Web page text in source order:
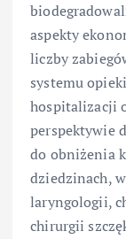
aspekty
liczby
systemu
hospitalizacji
perspektywie
do obniżenia
dziedzinach,
laryngologii,
chirurgii